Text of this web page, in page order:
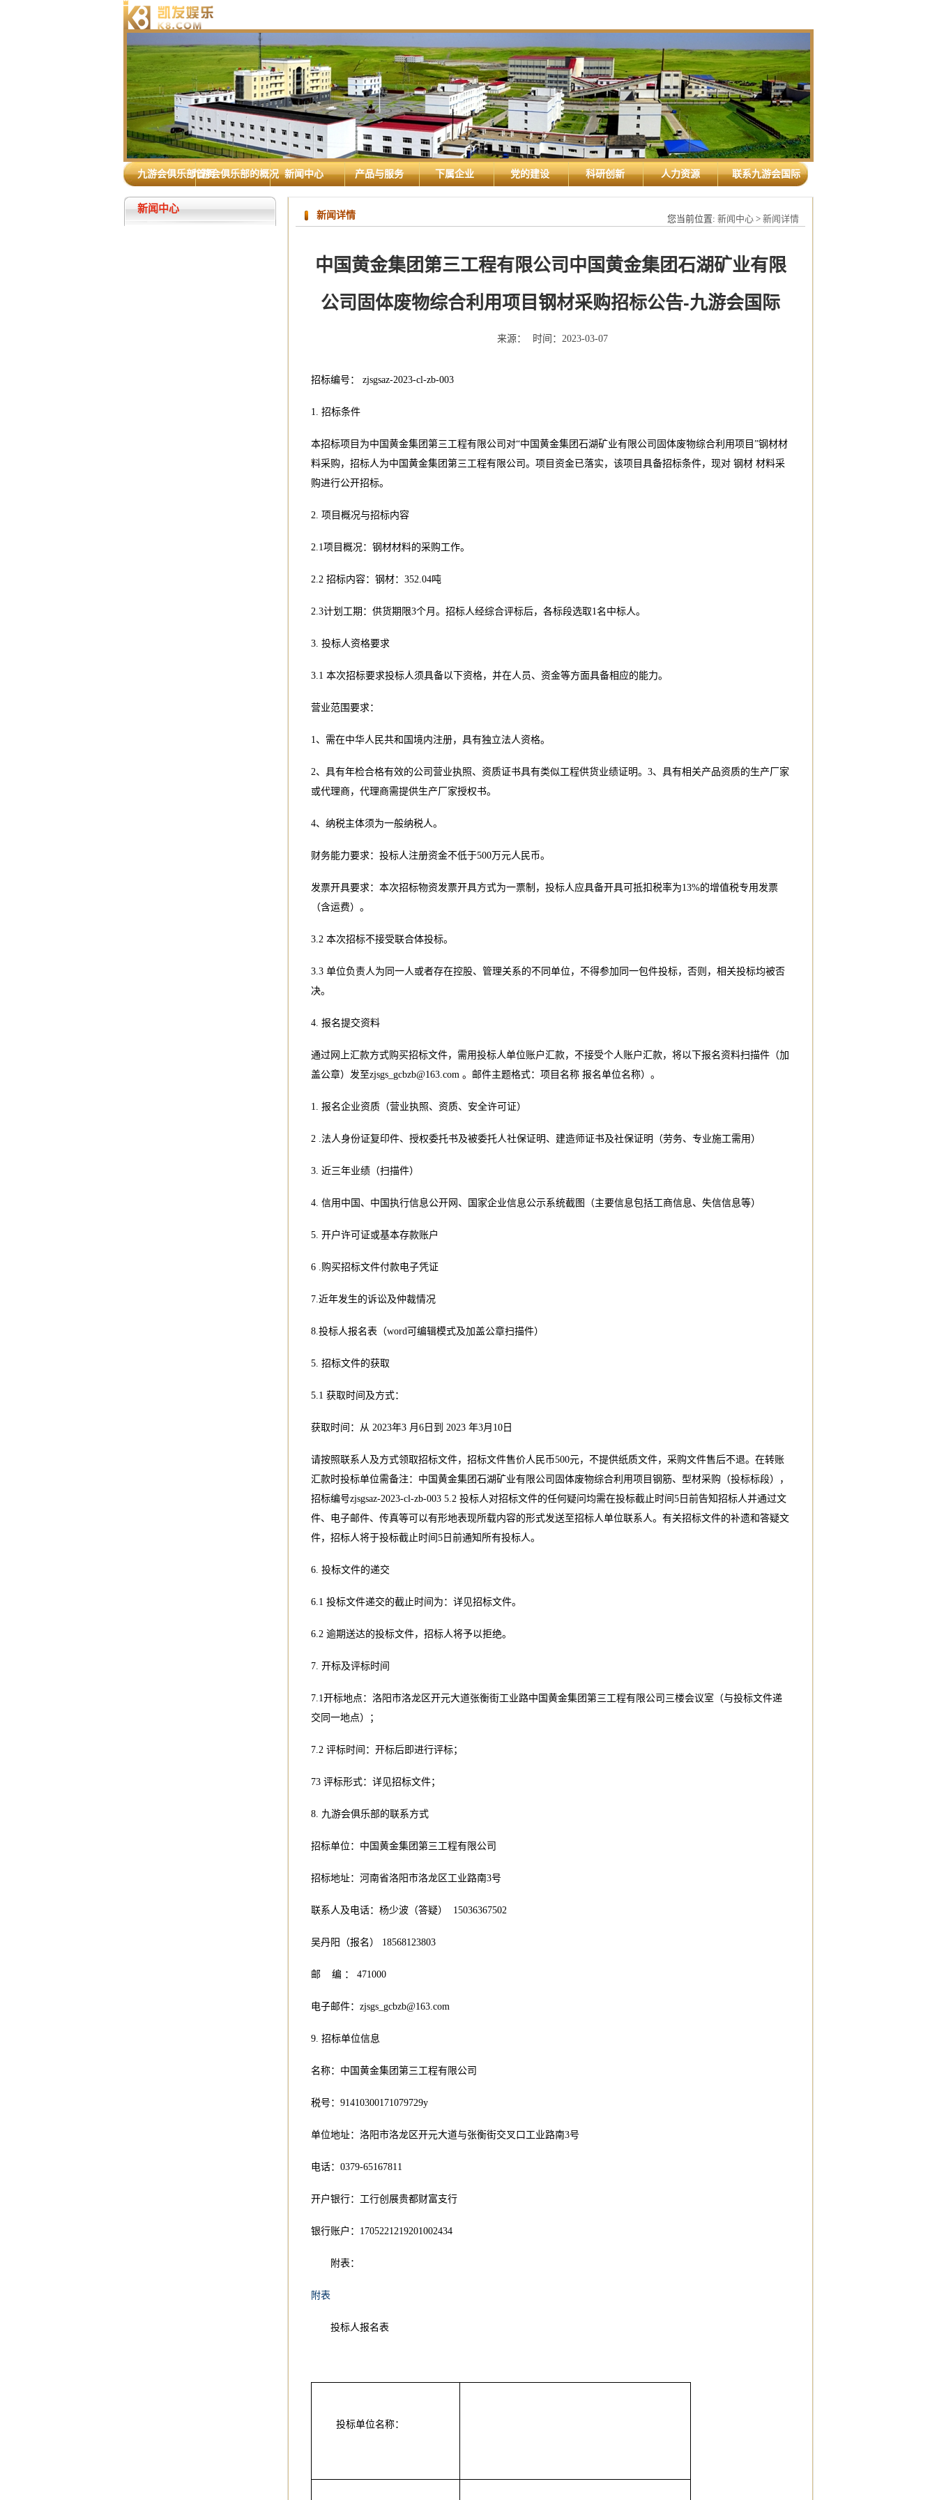
九游会俱乐部首页九游会俱乐部的概况 新闻中心 产品与服务 下属企业 党的建设 科研创新 人力资源 联系九游会国际
新闻中心
您当前位置: 新闻中心 > 新闻详情
新闻详情
中国黄金集团第三工程有限公司中国黄金集团石湖矿业有限
公司固体废物综合利用项目钢材采购招标公告-九游会国际
来源： 时间： 2023-03-07
招标编号： zjsgsaz-2023-cl-zb-003
1. 招标条件
本招标项目为中国黄金集团第三工程有限公司对“中国黄金集团石湖矿业有限公司固体废物综合利用项目”钢材材
料采购，招标人为中国黄金集团第三工程有限公司。项目资金已落实，该项目具备招标条件，现对 钢材 材料采
购进行公开招标。
2. 项目概况与招标内容
2.1项目概况：钢材材料的采购工作。
2.2 招标内容：钢材：352.04吨
2.3计划工期：供货期限3个月。招标人经综合评标后，各标段选取1名中标人。
3. 投标人资格要求
3.1 本次招标要求投标人须具备以下资格，并在人员、资金等方面具备相应的能力。
营业范围要求：
1、需在中华人民共和国境内注册，具有独立法人资格。
2、具有年检合格有效的公司营业执照、资质证书具有类似工程供货业绩证明。3、具有相关产品资质的生产厂家
或代理商，代理商需提供生产厂家授权书。
4、纳税主体须为一般纳税人。
财务能力要求：投标人注册资金不低于500万元人民币。
发票开具要求：本次招标物资发票开具方式为一票制，投标人应具备开具可抵扣税率为13%的增值税专用发票
（含运费）。
3.2 本次招标不接受联合体投标。
3.3 单位负责人为同一人或者存在控股、管理关系的不同单位，不得参加同一包件投标，否则，相关投标均被否
决。
4. 报名提交资料
通过网上汇款方式购买招标文件，需用投标人单位账户汇款，不接受个人账户汇款，将以下报名资料扫描件（加
盖公章）发至zjsgs_gcbzb@163.com。邮件主题格式：项目名称 报名单位名称）。
1. 报名企业资质（营业执照、资质、安全许可证）
2 .法人身份证复印件、授权委托书及被委托人社保证明、建造师证书及社保证明（劳务、专业施工需用）
3. 近三年业绩（扫描件）
4. 信用中国、中国执行信息公开网、国家企业信息公示系统截图（主要信息包括工商信息、失信信息等）
5. 开户许可证或基本存款账户
6 .购买招标文件付款电子凭证
7.近年发生的诉讼及仲裁情况
8.投标人报名表（word可编辑模式及加盖公章扫描件）
5. 招标文件的获取
5.1 获取时间及方式：
获取时间：从 2023年3 月6日到 2023 年3月10日
请按照联系人及方式领取招标文件，招标文件售价人民币500元，不提供纸质文件，采购文件售后不退。在转账
汇款时投标单位需备注：中国黄金集团石湖矿业有限公司固体废物综合利用项目钢筋、型材采购（投标标段），
招标编号zjsgsaz-2023-cl-zb-003 5.2 投标人对招标文件的任何疑问均需在投标截止时间5日前告知招标人并通过文
件、电子邮件、传真等可以有形地表现所载内容的形式发送至招标人单位联系人。有关招标文件的补遗和答疑文
件，招标人将于投标截止时间5日前通知所有投标人。
6. 投标文件的递交
6.1 投标文件递交的截止时间为：详见招标文件。
6.2 逾期送达的投标文件，招标人将予以拒绝。
7. 开标及评标时间
7.1开标地点：洛阳市洛龙区开元大道张衡街工业路中国黄金集团第三工程有限公司三楼会议室（与投标文件递
交同一地点）；
7.2 评标时间：开标后即进行评标；
73 评标形式：详见招标文件；
8. 九游会俱乐部的联系方式
招标单位：中国黄金集团第三工程有限公司
招标地址：河南省洛阳市洛龙区工业路南3号
联系人及电话：杨少波（答疑） 15036367502
吴丹阳（报名） 18568123803
邮 编 ： 471000
电子邮件： zjsgs_gcbzb@163.com
9. 招标单位信息
名称：中国黄金集团第三工程有限公司
税号：91410300171079729y
单位地址：洛阳市洛龙区开元大道与张衡街交叉口工业路南3号
电话：0379-65167811
开户银行：工行创展贵都财富支行
银行账户：1705221219201002434
附表：
附表
投标人报名表
投标单位名称：